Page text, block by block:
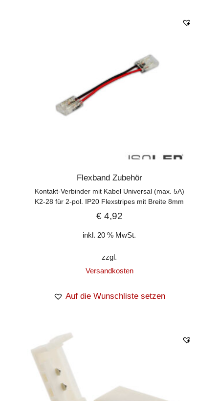
Flexband Zubehör
Kontakt-Verbinder mit Kabel Universal (max. 5A)
K2-28 für 2-pol. IP20 Flexstripes mit Breite 8mm
€4,92
inkl. 20 % MwSt.
zzgl.
Versandkosten
Auf die Wunschliste setzen